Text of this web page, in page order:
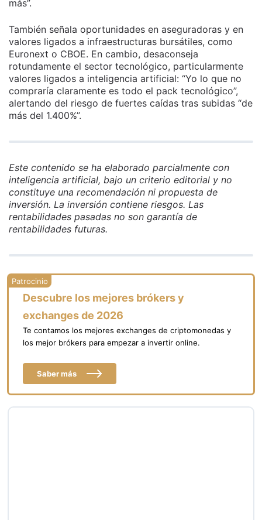
más”.
También señala oportunidades en aseguradoras y en
valores ligados a infraestructuras bursátiles, como
Euronext o CBOE. En cambio, desaconseja
rotundamente el sector tecnológico, particularmente
valores ligados a inteligencia artificial: “Yo lo que no
compraría claramente es todo el pack tecnológico”,
alertando del riesgo de fuertes caídas tras subidas “de
más del 1.400%”.
Este contenido se ha elaborado parcialmente con
inteligencia artificial, bajo un criterio editorial y no
constituye una recomendación ni propuesta de
inversión. La inversión contiene riesgos. Las
rentabilidades pasadas no son garantía de
rentabilidades futuras.
Descubre los mejores brókers y
exchanges de 2026
Te contamos los mejores exchanges de criptomonedas y
los mejor brókers para empezar a invertir online.
Saber más